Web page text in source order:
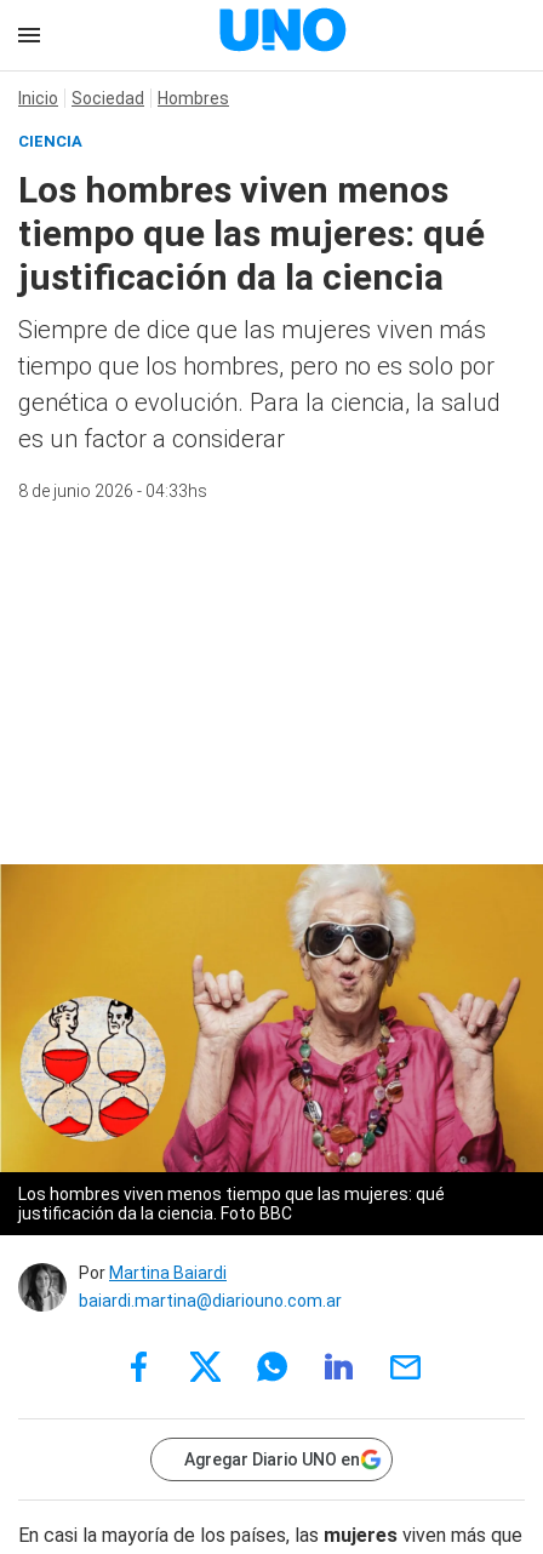
Inicio Sociedad Hombres
CIENCIA
Los hombres viven menos
tiempo que las mujeres: qué
justificación da la ciencia
Siempre de dice que las mujeres viven más
tiempo que los hombres, pero no es solo por
genética o evolución. Para la ciencia, la salud
es un factor a considerar
8 de junio 2026 - 04:33hs
Los hombres viven menos tiempo que las mujeres: qué
justificación da la ciencia. Foto BBC
Por Martina Baiardi
baiardi.martina@diariouno.com.ar
Agregar Diario UNO en
En casi la mayoría de los países, las mujeres viven más que